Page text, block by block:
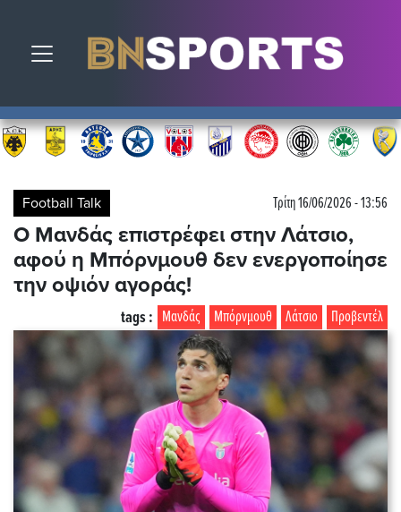
Toggle navigation
Football Talk Τρίτη 16/06/2026 - 13:56
Ο Μανδάς επιστρέφει στην Λάτσιο,
αφού η Μπόρνμουθ δεν ενεργοποίησε
την οψιόν αγοράς!
Προβεντέλ
Λάτσιο
Μπόρνμουθ
Μανδάς
tags :